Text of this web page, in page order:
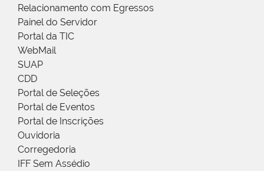
Relacionamento com Egressos
Painel do Servidor
Portal da TIC
WebMail
SUAP
CDD
Portal de Seleções
Portal de Eventos
Portal de Inscrições
Ouvidoria
Corregedoria
IFF Sem Assédio